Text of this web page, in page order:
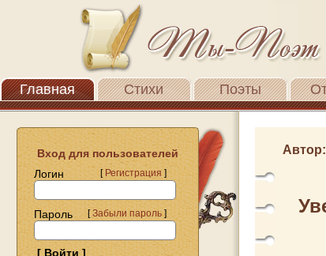
Главная Стихи Поэты
Вход для пользователей
Логин
[Регистрация]
Пароль [Забыли пароль]
Автор: